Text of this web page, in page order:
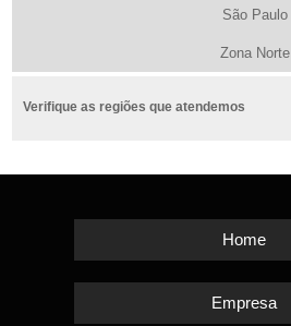
São Paulo
Zona Norte
Verifique as regiões que atendemos
Home
Empresa